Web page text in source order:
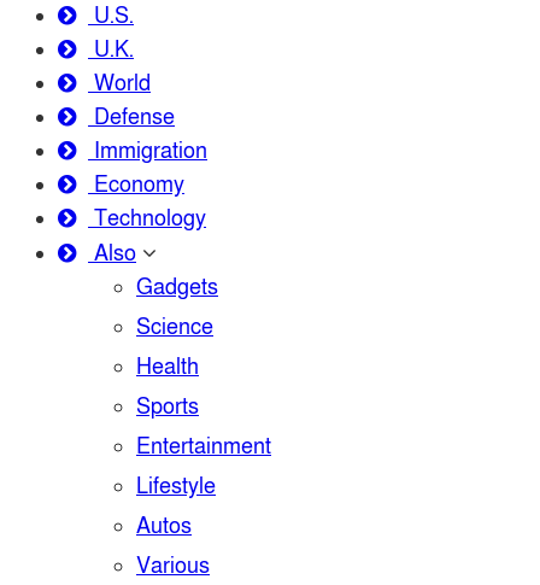
U.S.
U.K.
World
Defense
Immigration
Economy
Technology
Also
Gadgets
Science
Health
Sports
Entertainment
Lifestyle
Autos
Various